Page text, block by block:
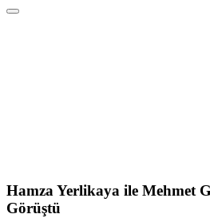
Hamza Yerlikaya ile Mehmet
Görüştü